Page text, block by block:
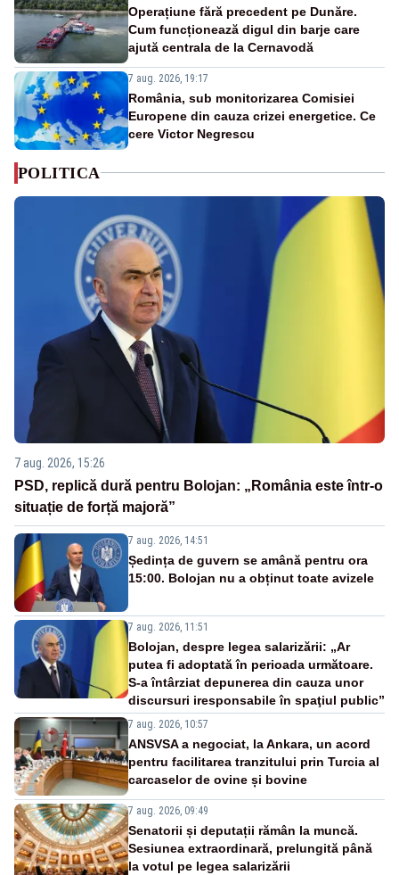
Operațiune fără precedent pe Dunăre.
Cum funcționează digul din barje care
ajută centrala de la Cernavodă
7 aug. 2026, 19:17
România, sub monitorizarea Comisiei
Europene din cauza crizei energetice. Ce
cere Victor Negrescu
POLITICA
7 aug. 2026, 15:26
PSD, replică dură pentru Bolojan: „România este într-o
situație de forță majoră”
7 aug. 2026, 14:51
Ședința de guvern se amână pentru ora
15:00. Bolojan nu a obținut toate avizele
7 aug. 2026, 11:51
Bolojan, despre legea salarizării: „Ar
putea fi adoptată în perioada următoare.
S-a întârziat depunerea din cauza unor
discursuri iresponsabile în spaţiul public”
7 aug. 2026, 10:57
ANSVSA a negociat, la Ankara, un acord
pentru facilitarea tranzitului prin Turcia al
carcaselor de ovine și bovine
7 aug. 2026, 09:49
Senatorii și deputații rămân la muncă.
Sesiunea extraordinară, prelungită până
la votul pe legea salarizării